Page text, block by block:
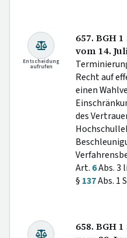
Entscheidung
aufrufen
657. BGH
vom 14.
Recht auf
einen
des
Art. 6Abs. 3
§ 137Abs. 1
658. BGH